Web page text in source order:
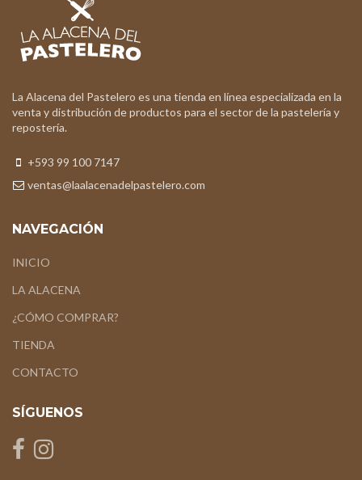
La Alacena del Pastelero es una tienda en línea especializada en la
venta y distribución de productos para el sector de la pastelería y
repostería.
+593 99 100 7147
ventas@laalacenadelpastelero.com
NAVEGACIÓN
INICIO
LA ALACENA
¿CÓMO COMPRAR?
TIENDA
CONTACTO
SÍGUENOS